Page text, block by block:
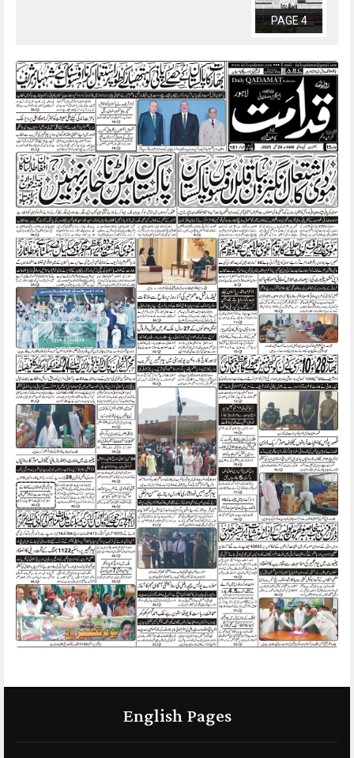
PAGE 4
English Pages